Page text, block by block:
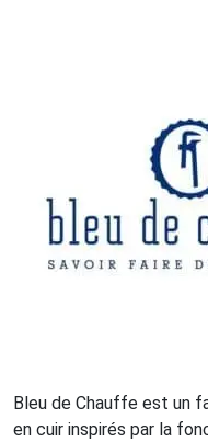
Bleu de Chauffe est un
en cuir inspirés par la